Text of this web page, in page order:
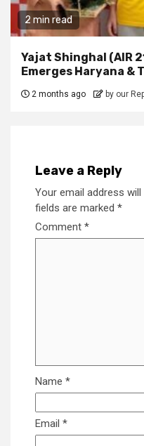
2 min read
Yajat Shinghal (AIR
Emerges Haryana &
2 months ago by our
Leave a Reply
Your email address will
fields are marked *
Comment *
Name *
Email *